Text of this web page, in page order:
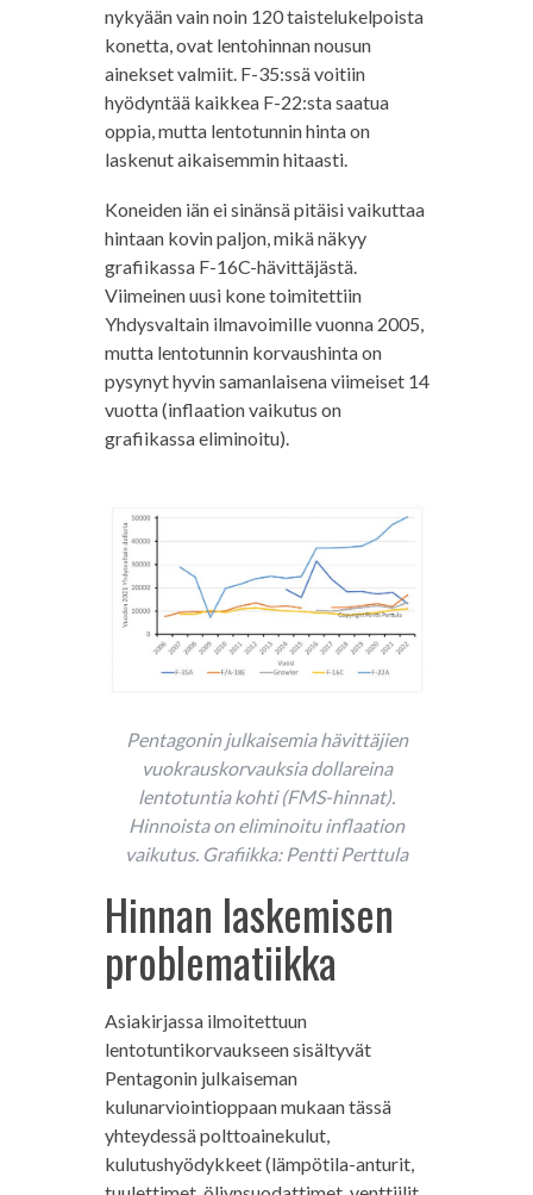
nykyään vain noin 120 taistelukelpoista
konetta, ovat lentohinnan nousun
ainekset valmiit. F-35:ssä voitiin
hyödyntää kaikkea F-22:sta saatua
oppia, mutta lentotunnin hinta on
laskenut aikaisemmin hitaasti.
Koneiden iän ei sinänsä pitäisi vaikuttaa
hintaan kovin paljon, mikä näkyy
grafiikassa F-16C-hävittäjästä.
Viimeinen uusi kone toimitettiin
Yhdysvaltain ilmavoimille vuonna 2005,
mutta lentotunnin korvaushinta on
pysynyt hyvin samanlaisena viimeiset 14
vuotta (inflaation vaikutus on
grafiikassa eliminoitu).
Pentagonin julkaisemia hävittäjien
vuokrauskorvauksia dollareina
lentotuntia kohti (FMS-hinnat).
Hinnoista on eliminoitu inflaation
vaikutus. Grafiikka: Pentti Perttula
Hinnan laskemisen
problematiikka
Asiakirjassa ilmoitettuun
lentotuntikorvaukseen sisältyvät
Pentagonin julkaiseman
kulunarviointioppaan mukaan tässä
yhteydessä polttoainekulut,
kulutushyödykkeet (lämpötila-anturit,